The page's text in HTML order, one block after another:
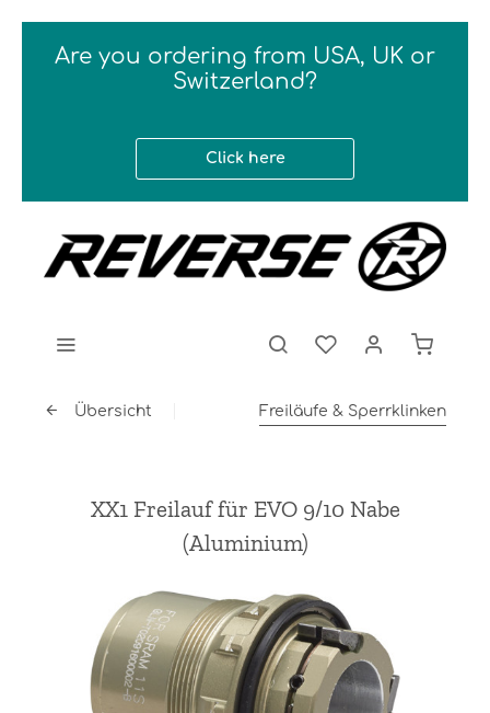
Are you ordering from USA, UK or
Switzerland?
Click here
Übersicht Freiläufe & Sperrklinken
XX1 Freilauf für EVO 9/10 Nabe
(Aluminium)